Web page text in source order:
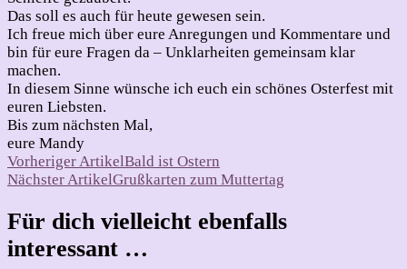
Das soll es auch für heute gewesen sein.
Ich freue mich über eure Anregungen und Kommentare und
bin für eure Fragen da – Unklarheiten gemeinsam klar
machen.
In diesem Sinne wünsche ich euch ein schönes Osterfest mit
euren Liebsten.
Bis zum nächsten Mal,
eure Mandy
Beitragsnavigation
Vorheriger ArtikelBald ist Ostern
Nächster ArtikelGrußkarten zum Muttertag
Für dich vielleicht ebenfalls
interessant …